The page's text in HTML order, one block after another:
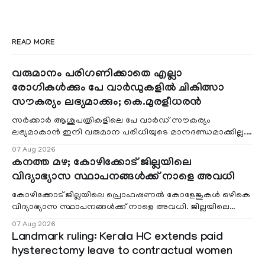
READ MORE
വരുമാനം പരിഗണിക്കാതെ എല്ലാ
രോഗികൾക്കും പേ വാർഡുകളിൽ ചികിത്സാ
സൗകര്യം ലഭ്യമാക്കും; കെ.മുരളീധരൻ
സർക്കാർ ആശുപത്രികളിലെ പേ വാർഡ് സൗകര്യം
ലഭ്യമാകാൻ ഇനി വരുമാന പരിധിയുടെ മാനദണ്ഡമാക്കില്ല.
വരുമാനം പരിഗണിക്കാതെ എല്ലാ രോഗികൾക്കും പേ വാർഡു
07 Aug 2026
കനത്ത മഴ; കോഴിക്കോട് ജില്ലയിലെ
വിദ്യാഭ്യാസ സ്ഥാപനങ്ങൾക്ക് നാളെ അവധി
കോഴിക്കോട് ജില്ലയിലെ പ്രൊഫഷണൽ കോളേജുകൾ ഒഴികെ
വിദ്യാഭ്യാസ സ്ഥാപനങ്ങൾക്ക് നാളെ അവധി. ജില്ലയിലെ
മലയോര- തീരദേശ മേഖലകളിലും മറ്റും ശക്തമായ മഴയു
07 Aug 2026
Landmark ruling: Kerala HC extends paid
hysterectomy leave to contractual women